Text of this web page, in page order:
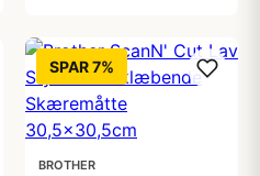
SPAR 7%
BROTHER